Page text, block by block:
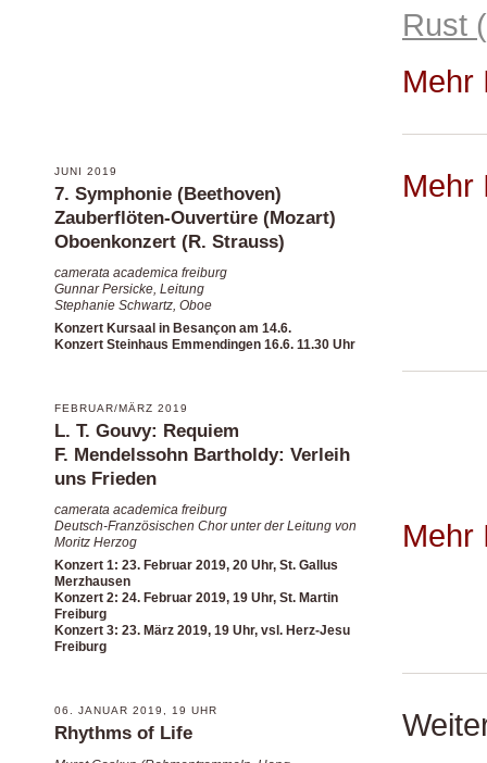
Rust (
Mehr
JUNI 2019
7. Symphonie (Beethoven)
Zauberflöten-Ouvertüre (Mozart)
Oboenkonzert (R. Strauss)
camerata academica freiburg
Gunnar Persicke, Leitung
Stephanie Schwartz, Oboe
Konzert Kursaal in Besançon am 14.6.
Konzert Steinhaus Emmendingen 16.6. 11.30 Uhr
Mehr
FEBRUAR/MÄRZ 2019
L. T. Gouvy: Requiem
F. Mendelssohn Bartholdy: Verleih
uns Frieden
camerata academica freiburg
Deutsch-Französischen Chor unter der Leitung von
Moritz Herzog
Konzert 1: 23. Februar 2019, 20 Uhr, St. Gallus
Merzhausen
Konzert 2: 24. Februar 2019, 19 Uhr, St. Martin
Freiburg
Konzert 3: 23. März 2019, 19 Uhr, vsl. Herz-Jesu
Freiburg
Mehr
06. JANUAR 2019, 19 UHR
Rhythms of Life